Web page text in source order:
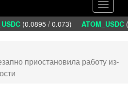
Toggle
(0.0895 / 0.073) ATOM_USDC
приостановила работу из-